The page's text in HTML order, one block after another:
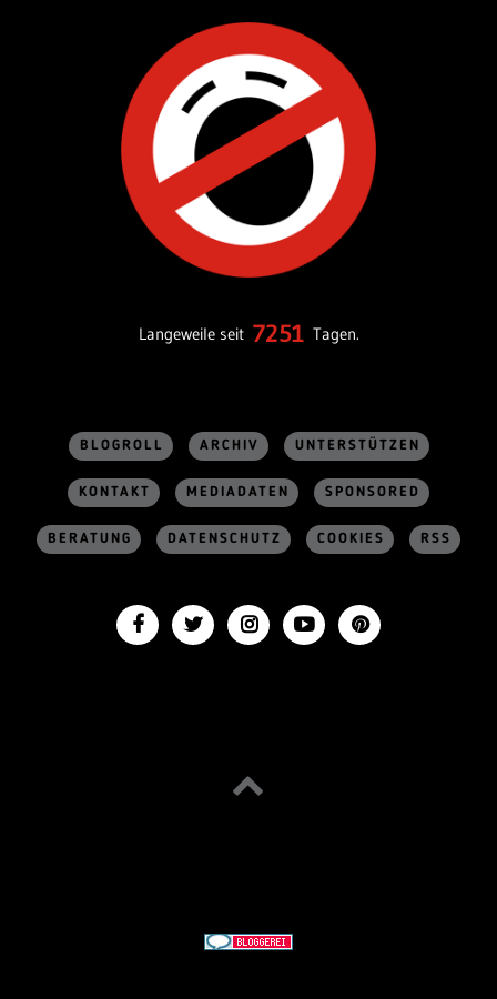
Langeweile seit 7251 Tagen.
BLOGROLL ARCHIV UNTERSTÜTZEN
KONTAKT MEDIADATEN SPONSORED
BERATUNG DATENSCHUTZ COOKIES RSS